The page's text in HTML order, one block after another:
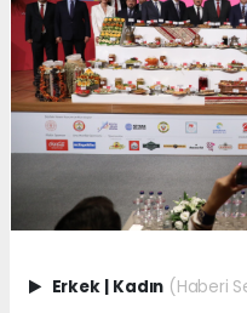
Erkek | Kadın (Haberi